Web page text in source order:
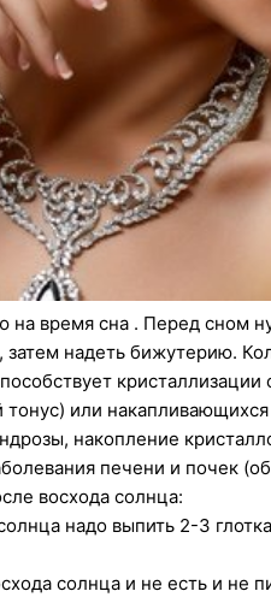
время сна . Перед сном
затем надеть бижутерию.
или
накопление
печени и почек
восхода солнца:
надо выпить 2-3
солнца и не есть и не